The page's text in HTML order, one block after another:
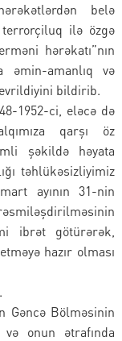
belə
terrorçiluq ilə özgə
hərəkatı”nın
əmin-amanlıq və
bildirib.
1952-ci, eləcə də
qarşı öz
şəkildə həyata
təhlükəsizliyimiz
ayının 31-nin
ibrət götürərək,
hazır olması
Gəncə Bölməsinin
onun ətrafında